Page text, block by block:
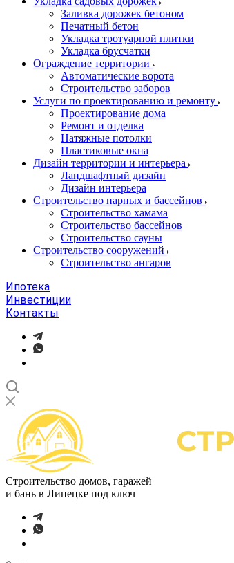
Заливка дорожек бетоном
Печатный бетон
Укладка тротуарной плитки
Укладка брусчатки
Ограждение территории
Автоматические ворота
Строительство заборов
Услуги по проектированию и ремонту
Проектирование дома
Ремонт и отделка
Натяжные потолки
Пластиковые окна
Дизайн территории и интерьера
Ландшафтный дизайн
Дизайн интерьера
Строительство парных и бассейнов
Строительство хамама
Строительство бассейнов
Строительство сауны
Строительство сооружений
Строительство ангаров
Ипотека
Инвестиции
Контакты
Строительство домов, гаражей
и бань в Липецке под ключ